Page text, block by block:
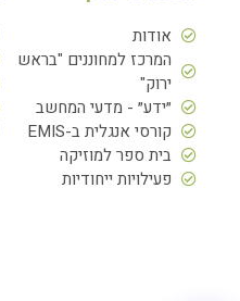
אודות
המרכז למחוננים "בראש
ירוק"
״ידע״ - מדעי המחשב
קורסי אנגלית ב-EMIS
בית ספר למוזיקה
פעילויות ייחודיות